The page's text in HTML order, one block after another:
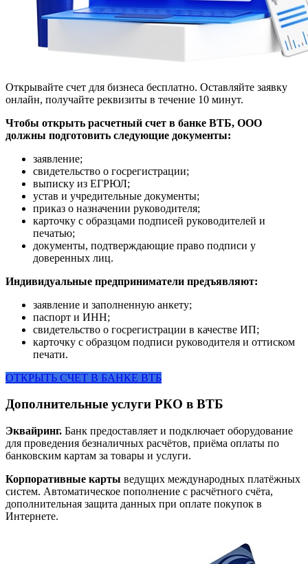
Открывайте счет для бизнеса бесплатно. Оставляйте заявку
онлайн, получайте реквизиты в течение 10 минут.
Чтобы открыть расчетный счет в банке ВТБ, ООО
должны подготовить следующие документы:
заявление;
свидетельство о госрегистрации;
выписку из ЕГРЮЛ;
устав и учредительные документы;
приказ о назначении руководителя;
карточку с образцами подписей руководителей и
печатью;
документы, подтверждающие право подписи у
доверенных лиц.
Индивидуальные предприниматели предъявляют:
заявление и заполненную анкету;
паспорт и ИНН;
свидетельство о госрегистрации в качестве ИП;
карточку с образцом подписи руководителя и оттиском
печати.
ОТКРЫТЬ СЧЕТ В БАНКЕ ВТБ
Дополнительные услуги РКО в ВТБ
Эквайринг. Банк предоставляет и подключает оборудование
для проведения безналичных расчётов, приёма оплаты по
банковским картам за товары и услуги.
Корпоративные карты ведущих международных платёжных
систем. Автоматическое пополнение с расчётного счёта,
дополнительная защита данных при оплате покупок в
Интернете.